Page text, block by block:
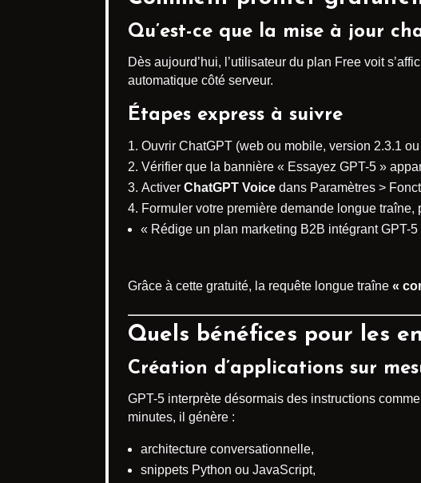
Qu’est-ce que la mise à jour
Dès aujourd’hui, l’utilisateur du plan Free voit
automatique côté serveur.
Étapes express à suivre
Ouvrir ChatGPT (web ou mobile, version 2.3.1
Vérifier que la bannière « Essayez GPT-5 »
Activer ChatGPT Voice dans Paramètres >
Formuler votre première demande longue traîne,
« Rédige un plan marketing B2B intégrant GPT-5
Grâce à cette gratuité, la requête longue traîne «
Quels bénéfices pour les
Création d’applications sur
GPT-5 interprète désormais des instructions
minutes, il génère :
architecture conversationnelle,
snippets Python ou JavaScript,